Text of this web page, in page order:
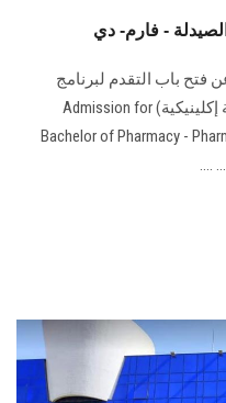
الموظفون
- فارم- دي
باب التقدم لبرنامج
بكالوريوس الصيدلة - فارم- ‏دي (صيدلة إكلينيكية) ‏Admission for
Bachelor of Pharmacy -